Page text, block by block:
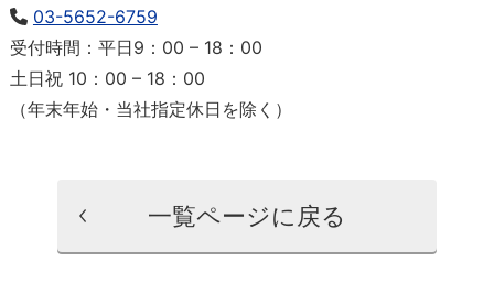
03-5652-6759
受付時間：平日9：00 – 18：00
土日祝 10：00 – 18：00
（年末年始・当社指定休日を除く）
一覧ページに戻る